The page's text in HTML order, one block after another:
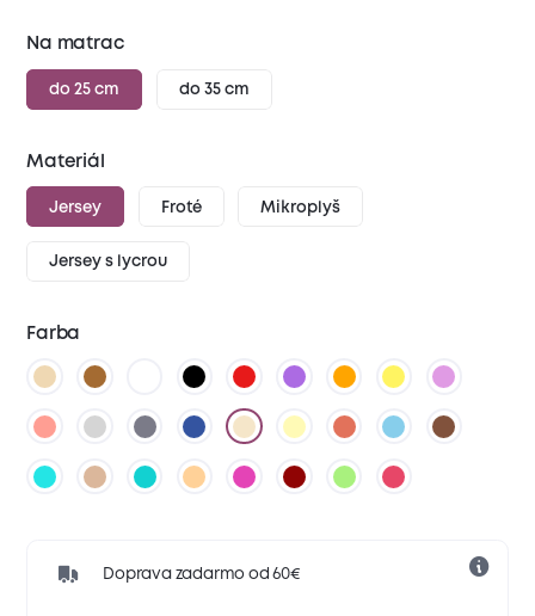
Na matrac
do 25 cm do 35 cm
Materiál
Jersey Froté Mikroplyš
Jersey s lycrou
Farba
Doprava zadarmo od 60€